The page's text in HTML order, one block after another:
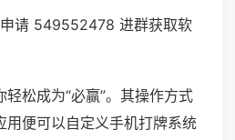
请 549552478 进群获取软
松成为“必赢”。其操作方式
用便可以自定义手机打牌系统